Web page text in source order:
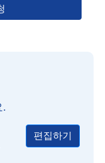
.
편집하기